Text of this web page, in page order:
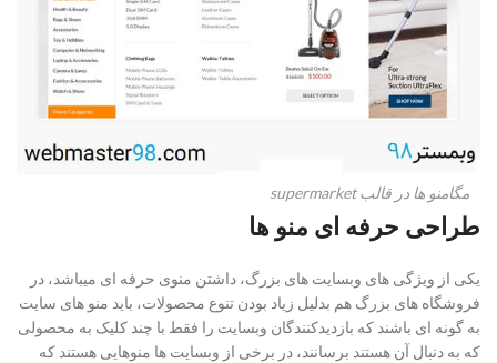
مگامنو ها در قالب supermarket
طراحی حرفه ای منو ها
یکی از ویژگی های وبسایت های بزرگ، داشتن منوی حرفه ای میباشد، در
فروشگاه های بزرگ هم بدلیل زیاد بودن تنوع محصولات، باید منو های سایت
به گونه ای باشند که بازدیدکنندگان وبسایت را فقط با چند کلیک به محصولی
که به دنبال آن هستند برسانند، در برخی از وبسایت ها منوهایی هستند که